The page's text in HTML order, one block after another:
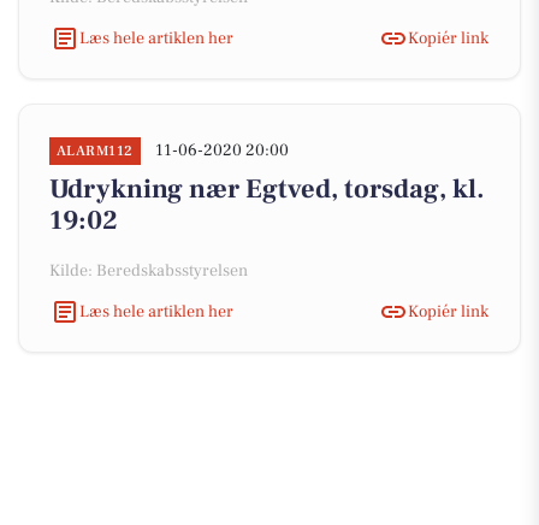
Læs hele artiklen her
Kopiér link
ALARM112 11-06-2020 20:00
Udrykning nær Egtved, torsdag, kl.
19:02
Kilde: Beredskabsstyrelsen
Læs hele artiklen her
Kopiér link